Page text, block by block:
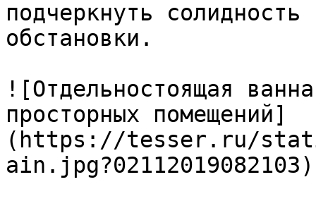
подчеркнуть
обстановки.
![Отдельностоящая
просторных помещений]
(https://tesser.ru/
ain.jpg?02112019082103)